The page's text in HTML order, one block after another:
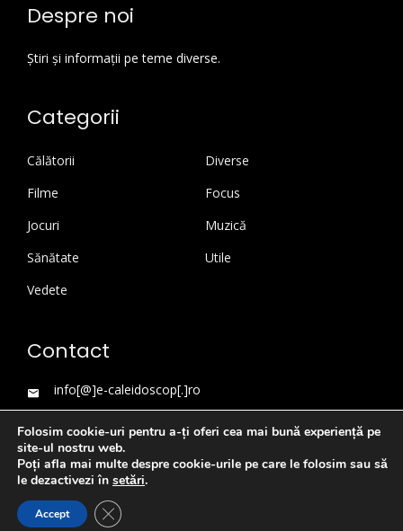
Despre noi
Știri și informații pe teme diverse.
Categorii
Călătorii
Diverse
Filme
Focus
Jocuri
Muzică
Sănătate
Utile
Vedete
Contact
info[@]e-caleidoscop[.]ro
WordPress Theme
Folosim cookie-uri pentru a-ți oferi cea mai bună experiență pe
site-ul nostru web.
Poți afla mai multe despre cookie-urile pe care le folosim sau să
le dezactivezi în setări.
Accept Close GDPR Cookie Banner